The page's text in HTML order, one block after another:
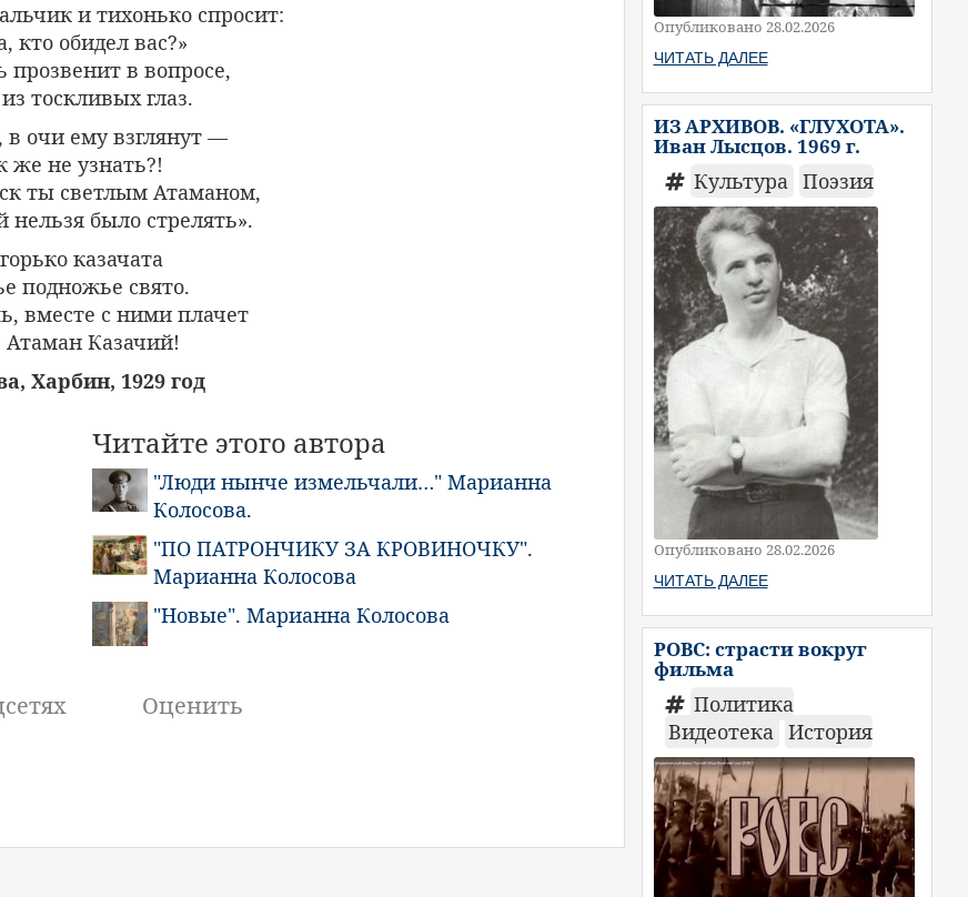
и тихонько спросит:
кто обидел вас?»
прозвенит в вопросе,
тоскливых глаз.
очи ему взглянут —
же не узнать?!
ты светлым Атаманом,
нельзя было стрелять».
казачата
подножье свято.
вместе с ними плачет
Казачий!
Харбин, 1929 год
Читайте этого автора
"Люди нынче измельчали…" Марианна
Колосова.
"ПО ПАТРОНЧИКУ ЗА КРОВИНОЧКУ".
Марианна Колосова
"Новые". Марианна Колосова
Оценить
Опубликовано 28.02.2026
ЧИТАТЬ ДАЛЕЕ
ИЗ АРХИВОВ. «ГЛУХОТА».
Иван Лысцов. 1969 г.
Культура Поэзия
Опубликовано 28.02.2026
ЧИТАТЬ ДАЛЕЕ
РОВС: страсти вокруг
фильма
Политика
Видеотека История